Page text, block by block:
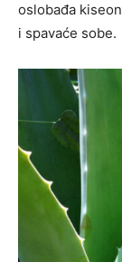
oslobađa
i spavaće sobe.